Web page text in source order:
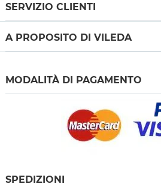
SERVIZIO CLIENTI
A PROPOSITO DI VILEDA
MODALITÀ DI PAGAMENTO
SPEDIZIONI